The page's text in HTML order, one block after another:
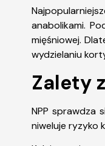
anabolikami.
mięśniowej.
wydzielaniu
Zalety
NPP sprawdza
niweluje ryzyko